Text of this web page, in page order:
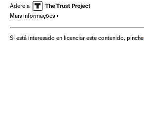
Sexualidade Fauna Espécies
Adere a
Mais informações
Si está interesado en licenciar este contenido, pinche